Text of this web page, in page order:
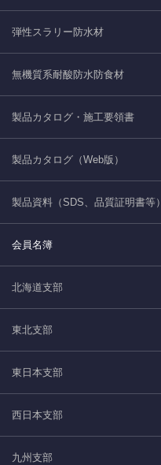
弾性スラリー防水材
無機質系耐酸防水防食材
製品カタログ・施工要領書
製品カタログ（Web版）
製品資料（SDS、品質証明書等）
会員名簿
北海道支部
東北支部
東日本支部
西日本支部
九州支部